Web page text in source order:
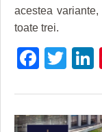
acestea
toate trei.